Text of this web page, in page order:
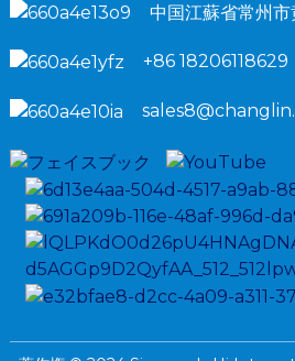
中国江蘇省常州
+86 18206118629